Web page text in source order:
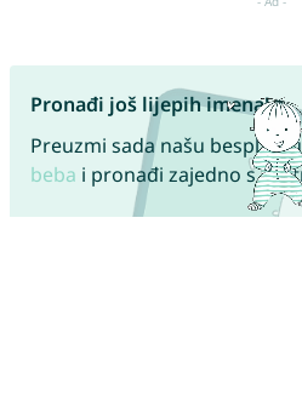
Pronađi još lijepih imena!
Preuzmi sada našu besplatnu
beba i pronađi zajedno s